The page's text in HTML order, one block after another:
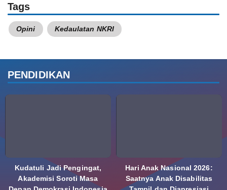
Tags
Opini Kedaulatan NKRI
PENDIDIKAN
Kudatuli Jadi Pengingat,
Akademisi Soroti Masa
Hari Anak Nasional 2026:
Saatnya Anak Disabilitas